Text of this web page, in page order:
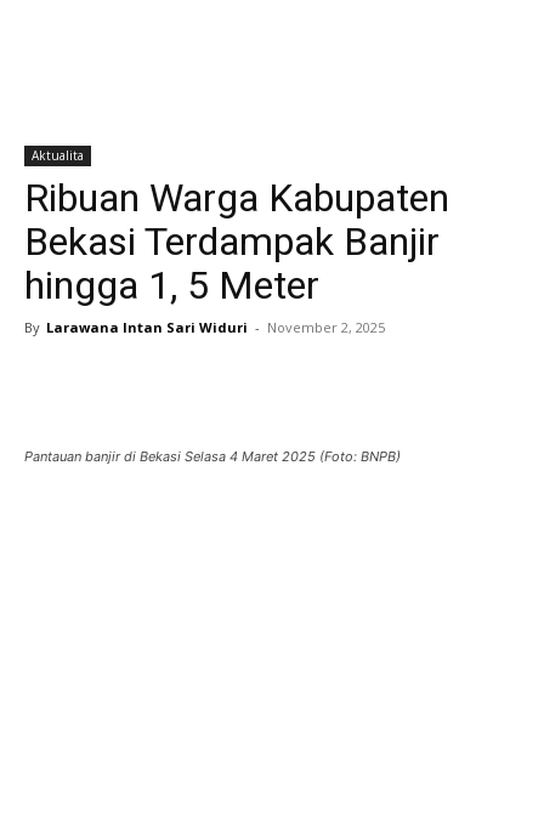
Aktualita
Ribuan Warga Kabupaten
Bekasi Terdampak Banjir
hingga 1, 5 Meter
By Larawana Intan Sari Widuri - November 2, 2025
Pantauan banjir di Bekasi Selasa 4 Maret 2025 (Foto: BNPB)